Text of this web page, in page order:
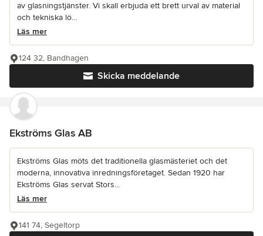
av glasningstjänster. Vi skall erbjuda ett brett urval av material
och tekniska lö...
Läs mer
Skicka meddelande
124 32, Bandhagen
Ekströms Glas AB
Ekströms Glas möts det traditionella glasmästeriet och det
moderna, innovativa inredningsföretaget. Sedan 1920 har
Ekströms Glas servat Stors...
Läs mer
141 74, Segeltorp